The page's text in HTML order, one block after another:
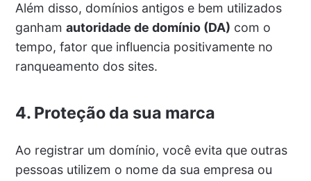
Além disso, domínios antigos e bem utilizados
ganham autoridade de domínio (DA) com o
tempo, fator que influencia positivamente no
ranqueamento dos sites.
4. Proteção da sua marca
Ao registrar um domínio, você evita que outras
pessoas utilizem o nome da sua empresa ou